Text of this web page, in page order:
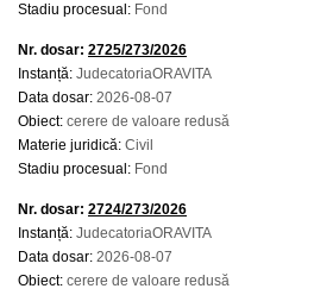
Stadiu procesual: Fond
Nr. dosar: 2725/273/2026
Instanță: JudecatoriaORAVITA
Data dosar: 2026-08-07
Obiect: cerere de valoare redusă
Materie juridică: Civil
Stadiu procesual: Fond
Nr. dosar: 2724/273/2026
Instanță: JudecatoriaORAVITA
Data dosar: 2026-08-07
Obiect: cerere de valoare redusă